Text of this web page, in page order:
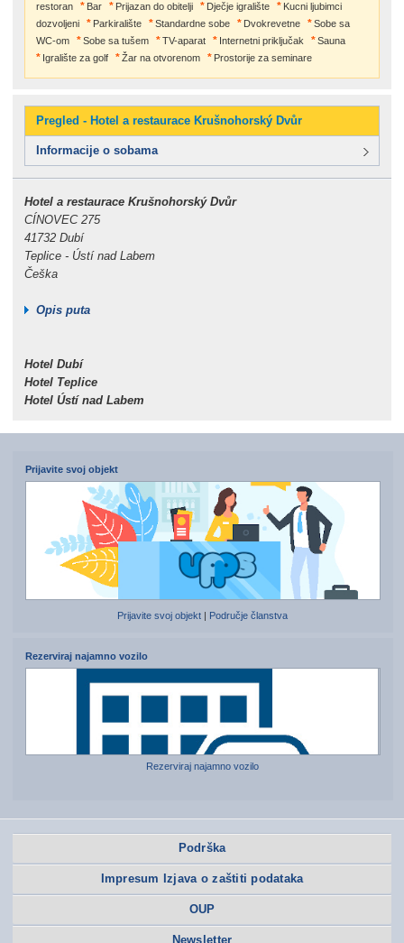
restoran
Bar Prijazan do obitelji Dječje igralište
Kucni ljubimci
dozvoljeni
Parkiralište Standardne sobe Dvokrevetne
Sobe sa
WC-om
Sobe sa tušem TV-aparat Internetni priključak
Sauna
Igralište za golf
Žar na otvorenom Prostorije za seminare
Pregled - Hotel a restaurace Krušnohorský Dvůr
Informacije o sobama
Hotel a restaurace Krušnohorský Dvůr
CÍNOVEC 275
41732 Dubí
Teplice - Ústí nad Labem
Češka
Opis puta
Hotel Dubí
Hotel Teplice
Hotel Ústí nad Labem
Prijavite svoj objekt
Prijavite svoj objekt Područje članstva
Rezerviraj najamno vozilo
Rezerviraj najamno vozilo
Podrška
Impresum Izjava o zaštiti podataka
OUP
Newsletter